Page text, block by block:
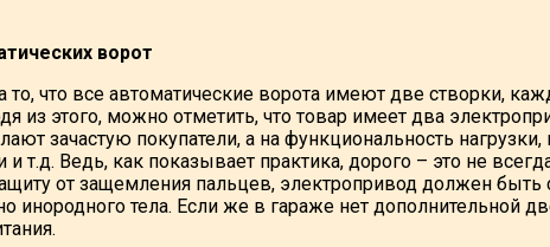
ворот
то, что все автоматические ворота имеют две створки,
из этого, можно отметить, что товар имеет два
зачастую покупатели, а на функциональность
и т.д. Ведь, как показывает практика, дорого – это не
от защемления пальцев, электропривод должен
инородного тела. Если же в гараже нет дополнительной